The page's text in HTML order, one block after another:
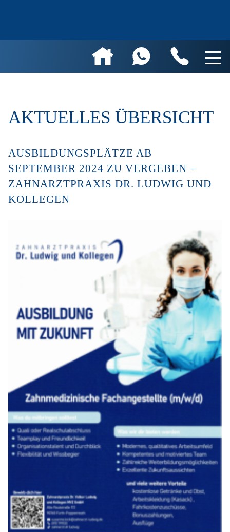
AKTUELLES ÜBERSICHT
AUSBILDUNGSPLÄTZE AB
SEPTEMBER 2024 ZU VERGEBEN –
ZAHNARZTPRAXIS DR. LUDWIG UND
KOLLEGEN